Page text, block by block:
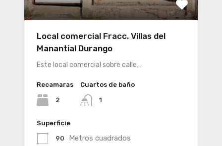
Local comercial Fracc. Villas del
Manantial Durango
Este local comercial sobre calle…
Recamaras
2
Cuartos de baño
1
Superficie
90 Metros cuadrados